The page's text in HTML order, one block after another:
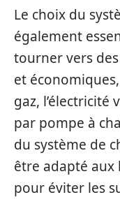
Le choix du
également
tourner vers
et
gaz, l’électricité
par pompe à
du système de
être adapté aux
pour éviter les